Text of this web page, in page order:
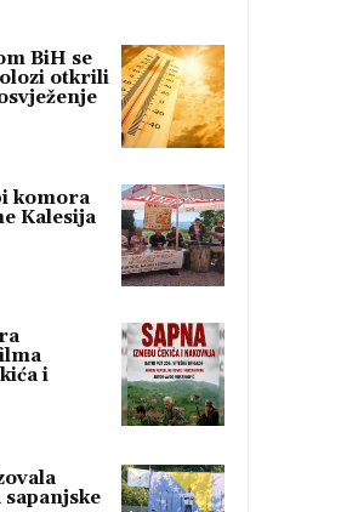
BiH se
otkrili
komora
Kalesija
i
sapanjske